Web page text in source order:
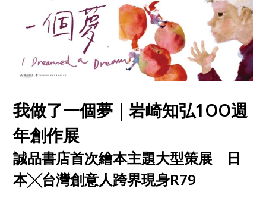
我做了一個夢｜岩崎知弘1OO週
年創作展
誠品書店首次繪本主題大型策展 日
本╳台灣創意人跨界現身R79